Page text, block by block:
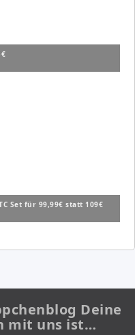
Set für 99,99€ statt 109€
Deine
mit uns ist…